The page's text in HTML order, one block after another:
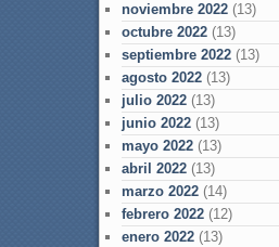
noviembre 2022(13)
octubre 2022(13)
septiembre 2022(13)
agosto 2022(13)
julio 2022(13)
junio 2022(13)
mayo 2022(13)
abril 2022(13)
marzo 2022(14)
febrero 2022(12)
enero 2022(13)